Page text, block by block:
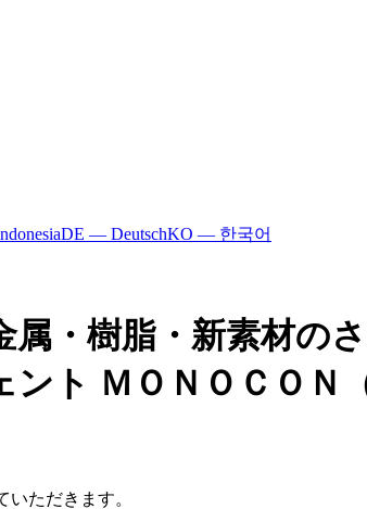
DE — DeutschKO — 한국어
属・樹脂・新素材の
ト ＭＯＮＯＣＯＮ
ただきます。